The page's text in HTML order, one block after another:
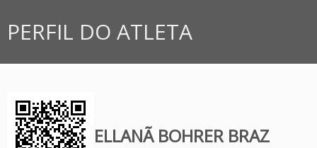
PERFIL DO ATLETA
ELLANÃ BOHRER BRAZ